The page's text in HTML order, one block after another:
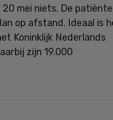
mei niets. De
op afstand. Ideaal is
Koninklijk Nederlands
zijn 19.000